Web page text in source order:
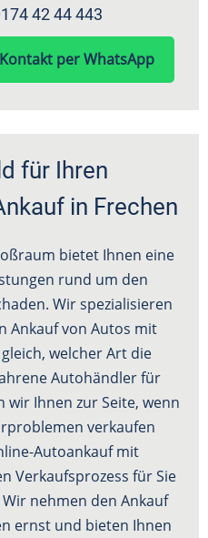
42 44 443
Kontakt per WhatsApp
für Ihren
in Frechen
bietet Ihnen eine
rund um den
Wir spezialisieren
Ankauf von Autos mit
welcher Art die
Autohändler für
wir Ihnen zur Seite, wenn
verkaufen
Autoankauf mit
Verkaufsprozess für Sie
nehmen den Ankauf
ernst und bieten Ihnen